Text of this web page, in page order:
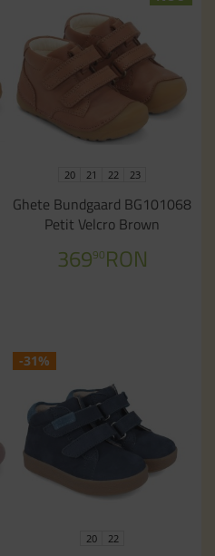
20 21 22 23
Ghete Bundgaard BG101068
Petit Velcro Brown
36990RON
-31%
20 22